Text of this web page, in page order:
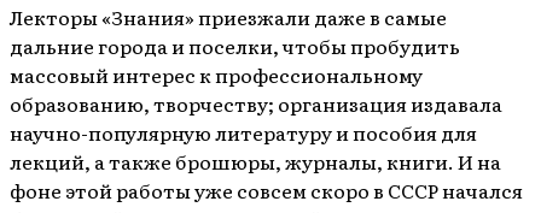
Лекторы «Знания» приезжали даже в самые
дальние города и поселки, чтобы пробудить
массовый интерес к профессиональному
образованию, творчеству; организация издавала
научно-популярную литературу и пособия для
лекций, а также брошюры, журналы, книги. И на
фоне этой работы уже совсем скоро в СССР начался